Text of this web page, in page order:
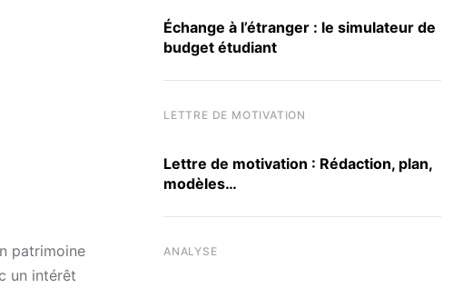
patrimoine
un intérêt
Échange à l’étranger : le simulateur de
budget étudiant
LETTRE DE MOTIVATION
Lettre de motivation : Rédaction, plan,
modèles…
ANALYSE